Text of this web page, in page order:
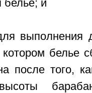
и
выполнения
белье
после того,